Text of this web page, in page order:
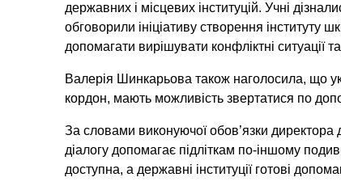
державних і місцевих інституцій. Учні
обговорили ініціативу створення
допомагати вирішувати конфліктні ситуації
Валерія Шинкарьова також наголосила, що
кордон, мають можливість звертатися по
За словами виконуючої обов’язки
діалогу допомагає підліткам по-іншому
доступна, а державні інституції готові